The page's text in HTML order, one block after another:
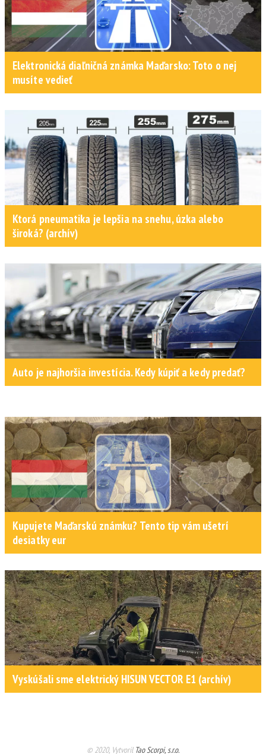
Elektronická diaľničná známka Maďarsko: Toto o nej
musíte vedieť
Ktorá pneumatika je lepšia na snehu, úzka alebo
široká? (archív)
Auto je najhoršia investícia. Kedy kúpiť a kedy predať?
Kupujete Maďarskú známku? Tento tip vám ušetrí
desiatky eur
Vyskúšali sme elektrický HISUN VECTOR E1 (archív)
© 2020, Vytvoril Tao Scorpi, s.r.o.